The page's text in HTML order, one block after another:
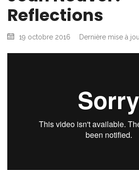
Reflections
19 octobre 2016 Dernière mise à